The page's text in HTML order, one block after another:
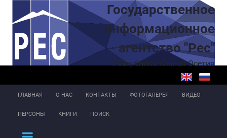
Перейти к основному содержаниюГосударственное
информационное
агентство "Рес"
Республика Южная Осетия
ГЛАВНАЯ О НАС КОНТАКТЫ ФОТОГАЛЕРЕЯ ВИДЕО
ПЕРСОНЫ КНИГИ ПОИСК